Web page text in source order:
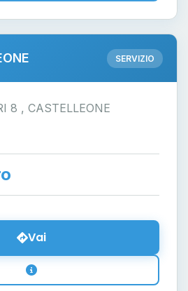
SERVIZIO
8 , CASTELLEONE
Vai